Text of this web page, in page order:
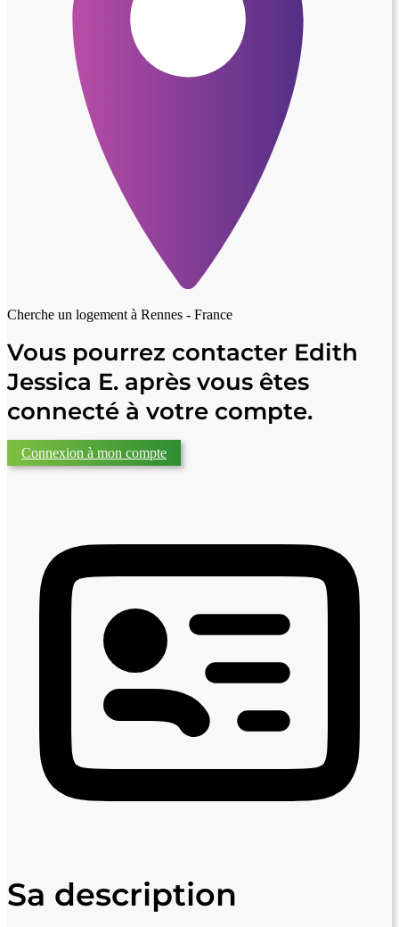
Cherche un logement à Rennes - France
Vous pourrez contacter Edith
Jessica E. après vous êtes
connecté à votre compte.
Connexion à mon compte
Sa description